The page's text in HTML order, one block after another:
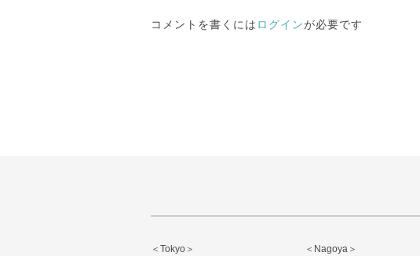
コメントを書くには ログインが必要です
＜Tokyo＞ ＜Nagoya＞